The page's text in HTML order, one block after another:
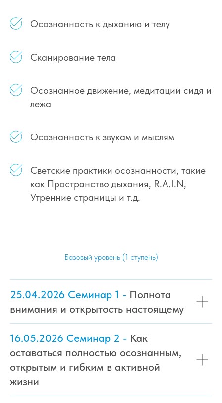
Осознанность к дыханию и телу
Сканирование тела
Осознанное движение, медитации сидя и
лежа
Осознанность к звукам и мыслям
Светские практики осознанности, такие
как Пространство дыхания, R.A.I.N,
Утренние страницы и т.д.
Базовый уровень (1 ступень)
25.04.2026 Семинар 1 - Полнота
внимания и открытость настоящему
16.05.2026 Семинар 2 - Как
оставаться полностью осознанным,
открытым и гибким в активной
жизни